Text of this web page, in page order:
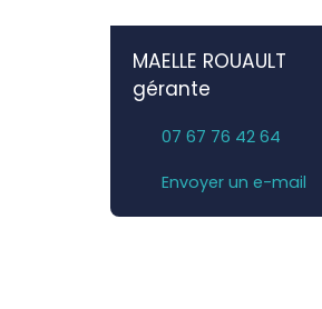
MAELLE ROUAULT
gérante
07 67 76 42 64
Envoyer un e-mail